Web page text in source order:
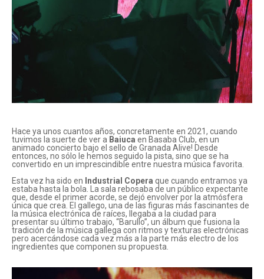
Hace ya unos cuantos años, concretamente en 2021, cuando
tuvimos la suerte de ver a Baiuca en Basaba Club, en un
animado concierto bajo el sello de Granada Alive! Desde
entonces, no sólo le hemos seguido la pista, sino que se ha
convertido en un imprescindible entre nuestra música favorita.
Esta vez ha sido en Industrial Copera que cuando entramos ya
estaba hasta la bola. La sala rebosaba de un público expectante
que, desde el primer acorde, se dejó envolver por la atmósfera
única que crea. El gallego, una de las figuras más fascinantes de
la música electrónica de raíces, llegaba a la ciudad para
presentar su último trabajo, “Barullo”, un álbum que fusiona la
tradición de la música gallega con ritmos y texturas electrónicas
pero acercándose cada vez más a la parte más electro de los
ingredientes que componen su propuesta.